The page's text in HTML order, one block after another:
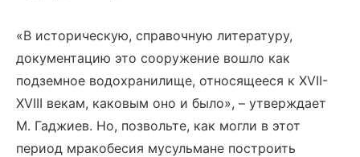
«В историческую, справочную литературу,
документацию это сооружение вошло как
подземное водохранилище, относящееся к XVII-
XVIII векам, каковым оно и было», – утверждает
М. Гаджиев. Но, позвольте, как могли в этот
период мракобесия мусульмане построить